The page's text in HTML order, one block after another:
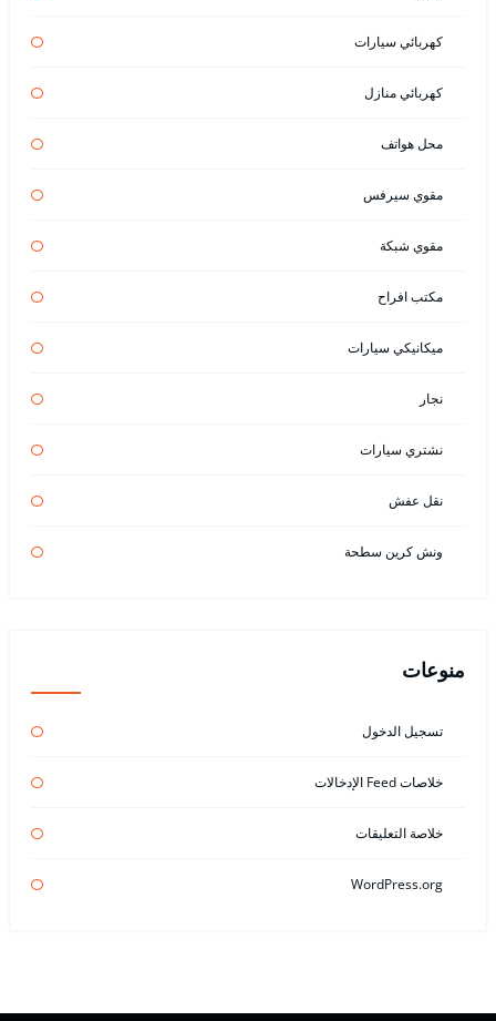
كهربائي سيارات
كهربائي منازل
محل هواتف
مقوي سيرفس
مقوي شبكة
مكتب افراح
ميكانيكي سيارات
نجار
نشتري سيارات
نقل عفش
ونش كرين سطحة
منوعات
تسجيل الدخول
خلاصات Feed الإدخالات
خلاصة التعليقات
WordPress.org